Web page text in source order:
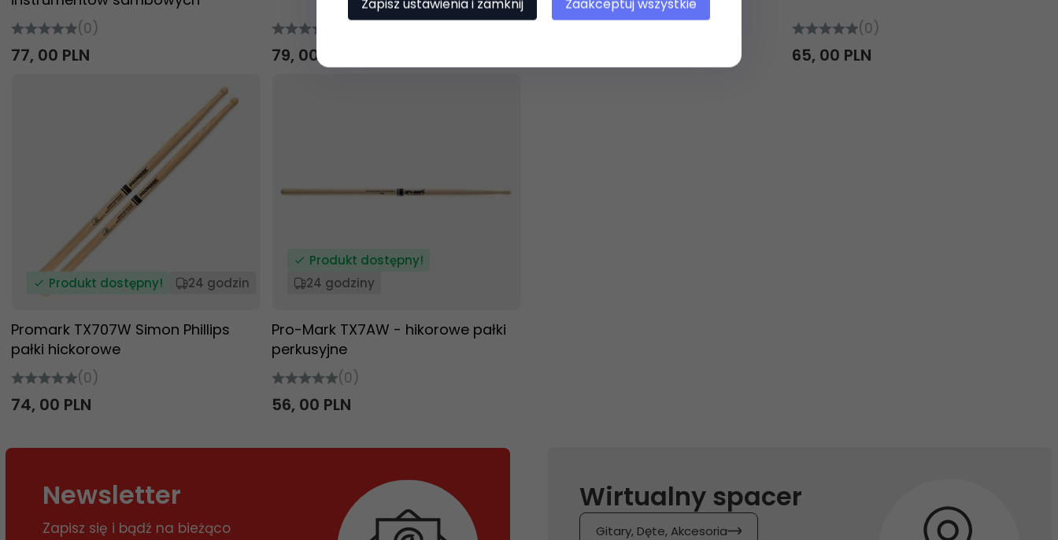
(0)
77, 00 PLN 79, 00
(0)
65, 00 PLN
Produkt dostępny! 24 godzin
Promark TX707W Simon Phillips
pałki hickorowe
(0)
74, 00 PLN
Produkt dostępny!
24 godziny
Pro-Mark TX7AW - hikorowe pałki
perkusyjne
(0)
56, 00 PLN
Newsletter
Zapisz się i bądź na bieżąco
Wirtualny spacer
Gitary, Dęte, Akcesoria
Zapisz ustawienia i zamknij Zaakceptuj wszystkie